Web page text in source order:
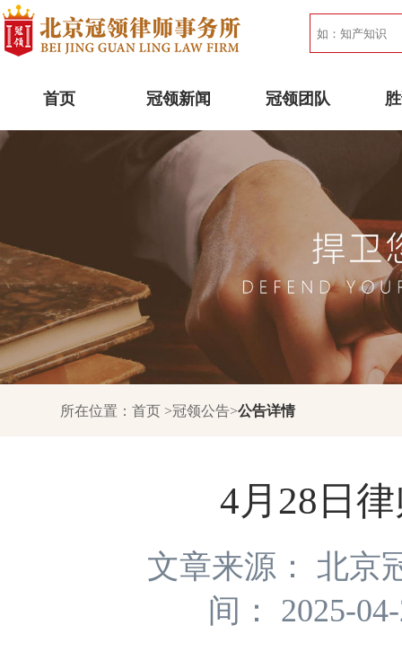
首页 冠领新闻 冠领团队
所在位置： 首页 >冠领公告>公告详情
4月28日
文章来源： 北
间： 2025-